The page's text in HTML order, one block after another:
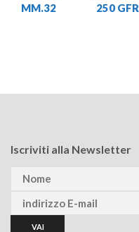
MM.32
250 GFR
Iscriviti alla Newsletter